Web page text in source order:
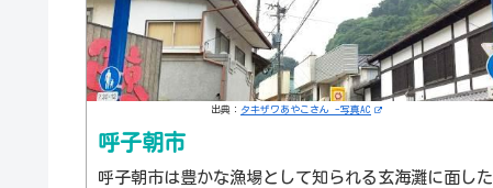
出典： タキザワあやこさん -写真AC
呼子朝市
呼子朝市は豊かな漁場として知られる玄海灘に面した